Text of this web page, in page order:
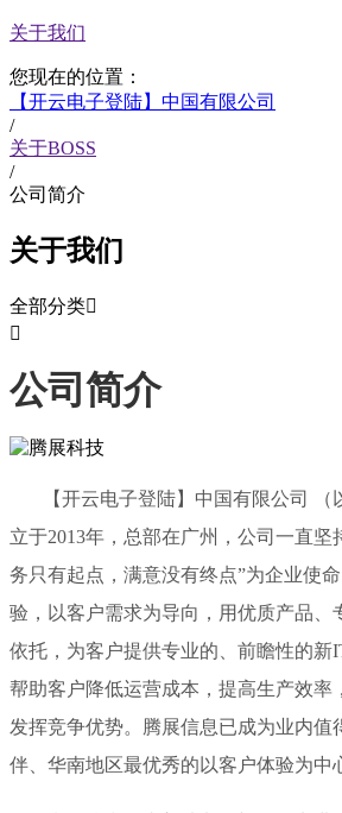
关于我们
您现在的位置：
【开云电子登陆】中国有限公司
/
关于BOSS
/
公司简介
关于我们
全部分类

公司简介
【开云电子登陆】中国有限公司 （
立于2013年，总部在广州，公司一直坚
务只有起点，满意没有终点”为企业使
验，以客户需求为导向，用优质产品、
依托，为客户提供专业的、前瞻性的新
帮助客户降低运营成本，提高生产效率
发挥竞争优势。腾展信息已成为业内值
伴、华南地区最优秀的以客户体验为中